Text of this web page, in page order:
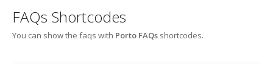
FAQs Shortcodes
You can show the faqs with Porto FAQs shortcodes.